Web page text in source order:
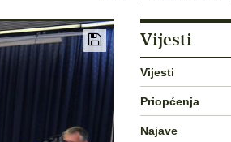
Vijesti
Vijesti
Priopćenja
Najave